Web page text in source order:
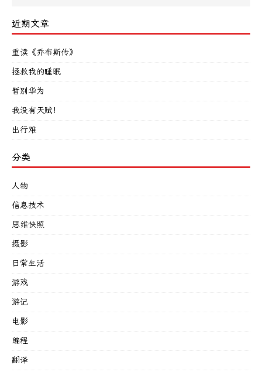
近期文章
重读《乔布斯传》
拯救我的睡眠
暂别华为
我没有天赋！
出行难
分类
人物
信息技术
思维快照
摄影
日常生活
游戏
游记
电影
编程
翻译